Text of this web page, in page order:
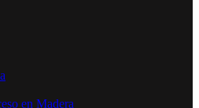
en Madera